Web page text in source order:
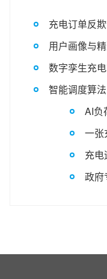
充电订单反
用户画像与
数字孪生充
智能调度算
AI负
一张
充
政府